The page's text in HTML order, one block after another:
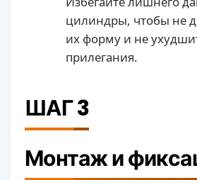
цилиндры, чтобы не
их форму и не
прилегания.
ШАГ 3
Монтаж и